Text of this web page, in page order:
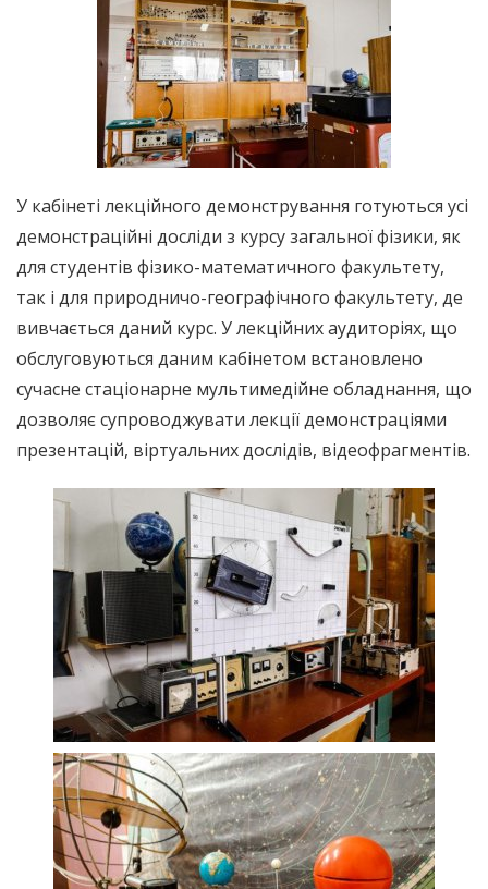
У кабінеті лекційного демонстрування готуються усі
демонстраційні досліди з курсу загальної фізики, як
для студентів фізико-математичного факультету,
так і для природничо-географічного факультету, де
вивчається даний курс. У лекційних аудиторіях, що
обслуговуються даним кабінетом встановлено
сучасне стаціонарне мультимедійне обладнання, що
дозволяє супроводжувати лекції демонстраціями
презентацій, віртуальних дослідів, відеофрагментів.